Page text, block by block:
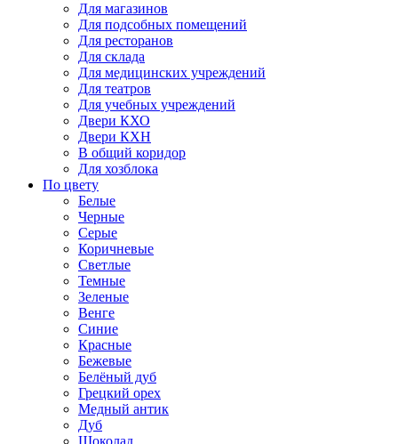
Для магазинов
Для подсобных помещений
Для ресторанов
Для склада
Для медицинских учреждений
Для театров
Для учебных учреждений
Двери КХО
Двери КХН
В общий коридор
Для хозблока
По цвету
Белые
Черные
Серые
Коричневые
Светлые
Темные
Зеленые
Венге
Синие
Красные
Бежевые
Белёный дуб
Грецкий орех
Медный антик
Дуб